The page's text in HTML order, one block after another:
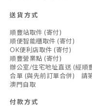
送貨方式
順豐站取件 (寄付)
順便智能櫃取件 (寄付)
OK便利店取件 (寄付)
順豐營業點 (寄付)
辦公室/住宅地址直送 (經順
合單 (與先前訂單合併) 請
澳門自取
付款方式